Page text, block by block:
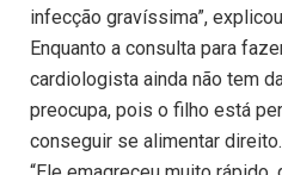
infecção gravíssima”,
Enquanto a consulta para
cardiologista ainda não tem
preocupa, pois o filho está
conseguir se alimentar direito.